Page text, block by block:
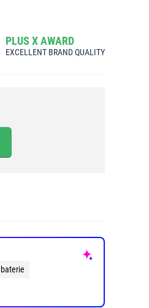
PLUS X AWARD
EXCELLENT BRAND QUALITY